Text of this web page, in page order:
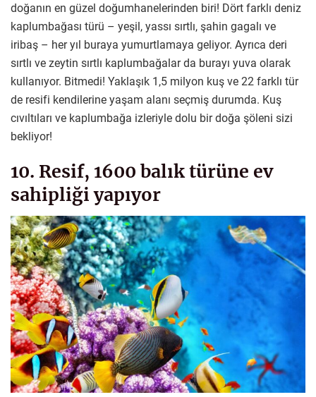
doğanın en güzel doğumhanelerinden biri! Dört farklı deniz
kaplumbağası türü – yeşil, yassı sırtlı, şahin gagalı ve
iribaş – her yıl buraya yumurtlamaya geliyor. Ayrıca deri
sırtlı ve zeytin sırtlı kaplumbağalar da burayı yuva olarak
kullanıyor. Bitmedi! Yaklaşık 1,5 milyon kuş ve 22 farklı tür
de resifi kendilerine yaşam alanı seçmiş durumda. Kuş
cıvıltıları ve kaplumbağa izleriyle dolu bir doğa şöleni sizi
bekliyor!
10. Resif, 1600 balık türüne ev
sahipliği yapıyor